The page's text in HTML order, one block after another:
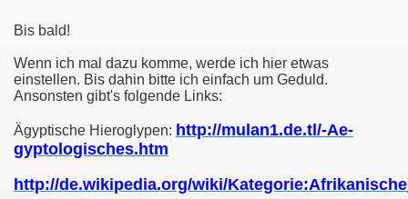
Bis bald!
Wenn ich mal dazu komme, werde ich hier etwas
einstellen. Bis dahin bitte ich einfach um Geduld.
Ansonsten gibt's folgende Links:
Ägyptische Hieroglypen: http://mulan1.de.tl/-Ae-
gyptologisches.htm
http://de.wikipedia.org/wiki/